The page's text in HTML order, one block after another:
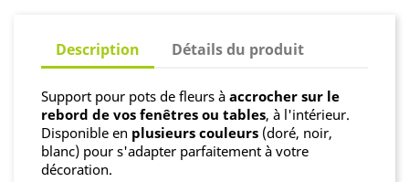
Description Détails du produit
Support pour pots de fleurs à accrocher sur le
rebord de vos fenêtres ou tables, à l'intérieur.
Disponible en plusieurs couleurs (doré, noir,
blanc) pour s'adapter parfaitement à votre
décoration.